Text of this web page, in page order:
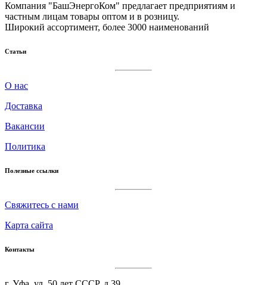
Компания "БашЭнергоКом" предлагает предприятиям и
частным лицам товары оптом и в розницу.
Широкий ассортимент, более 3000 наименований
Статьи
О нас
Доставка
Вакансии
Политика
Полезные ссылки
Cвяжитесь с нами
Карта сайта
Контакты